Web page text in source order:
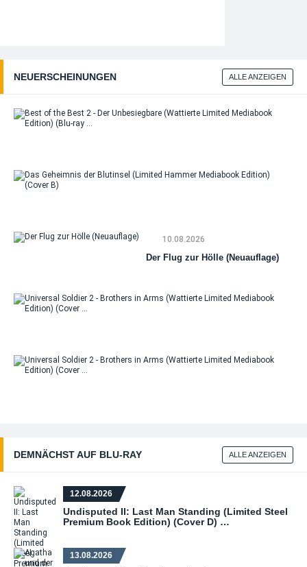
NEUERSCHEINUNGEN ALLE ANZEIGEN
10.08.2026
Der Flug zur Hölle (Neuauflage)
DEMNÄCHST AUF BLU‑RAY ALLE ANZEIGEN
12.08.2026
Undisputed II: Last Man Standing (Limited Steel
Premium Book Edition) (Cover D) …
13.08.2026